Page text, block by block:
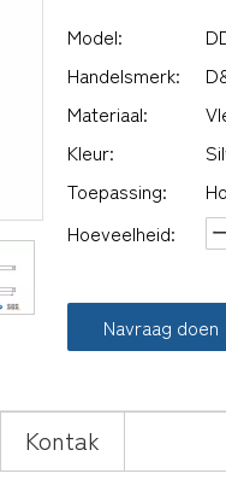
Model:
Handelsmerk:
Materiaal:
Kleur:
Toepassing:
Hoeveelheid:
Navraag doen
Kontak